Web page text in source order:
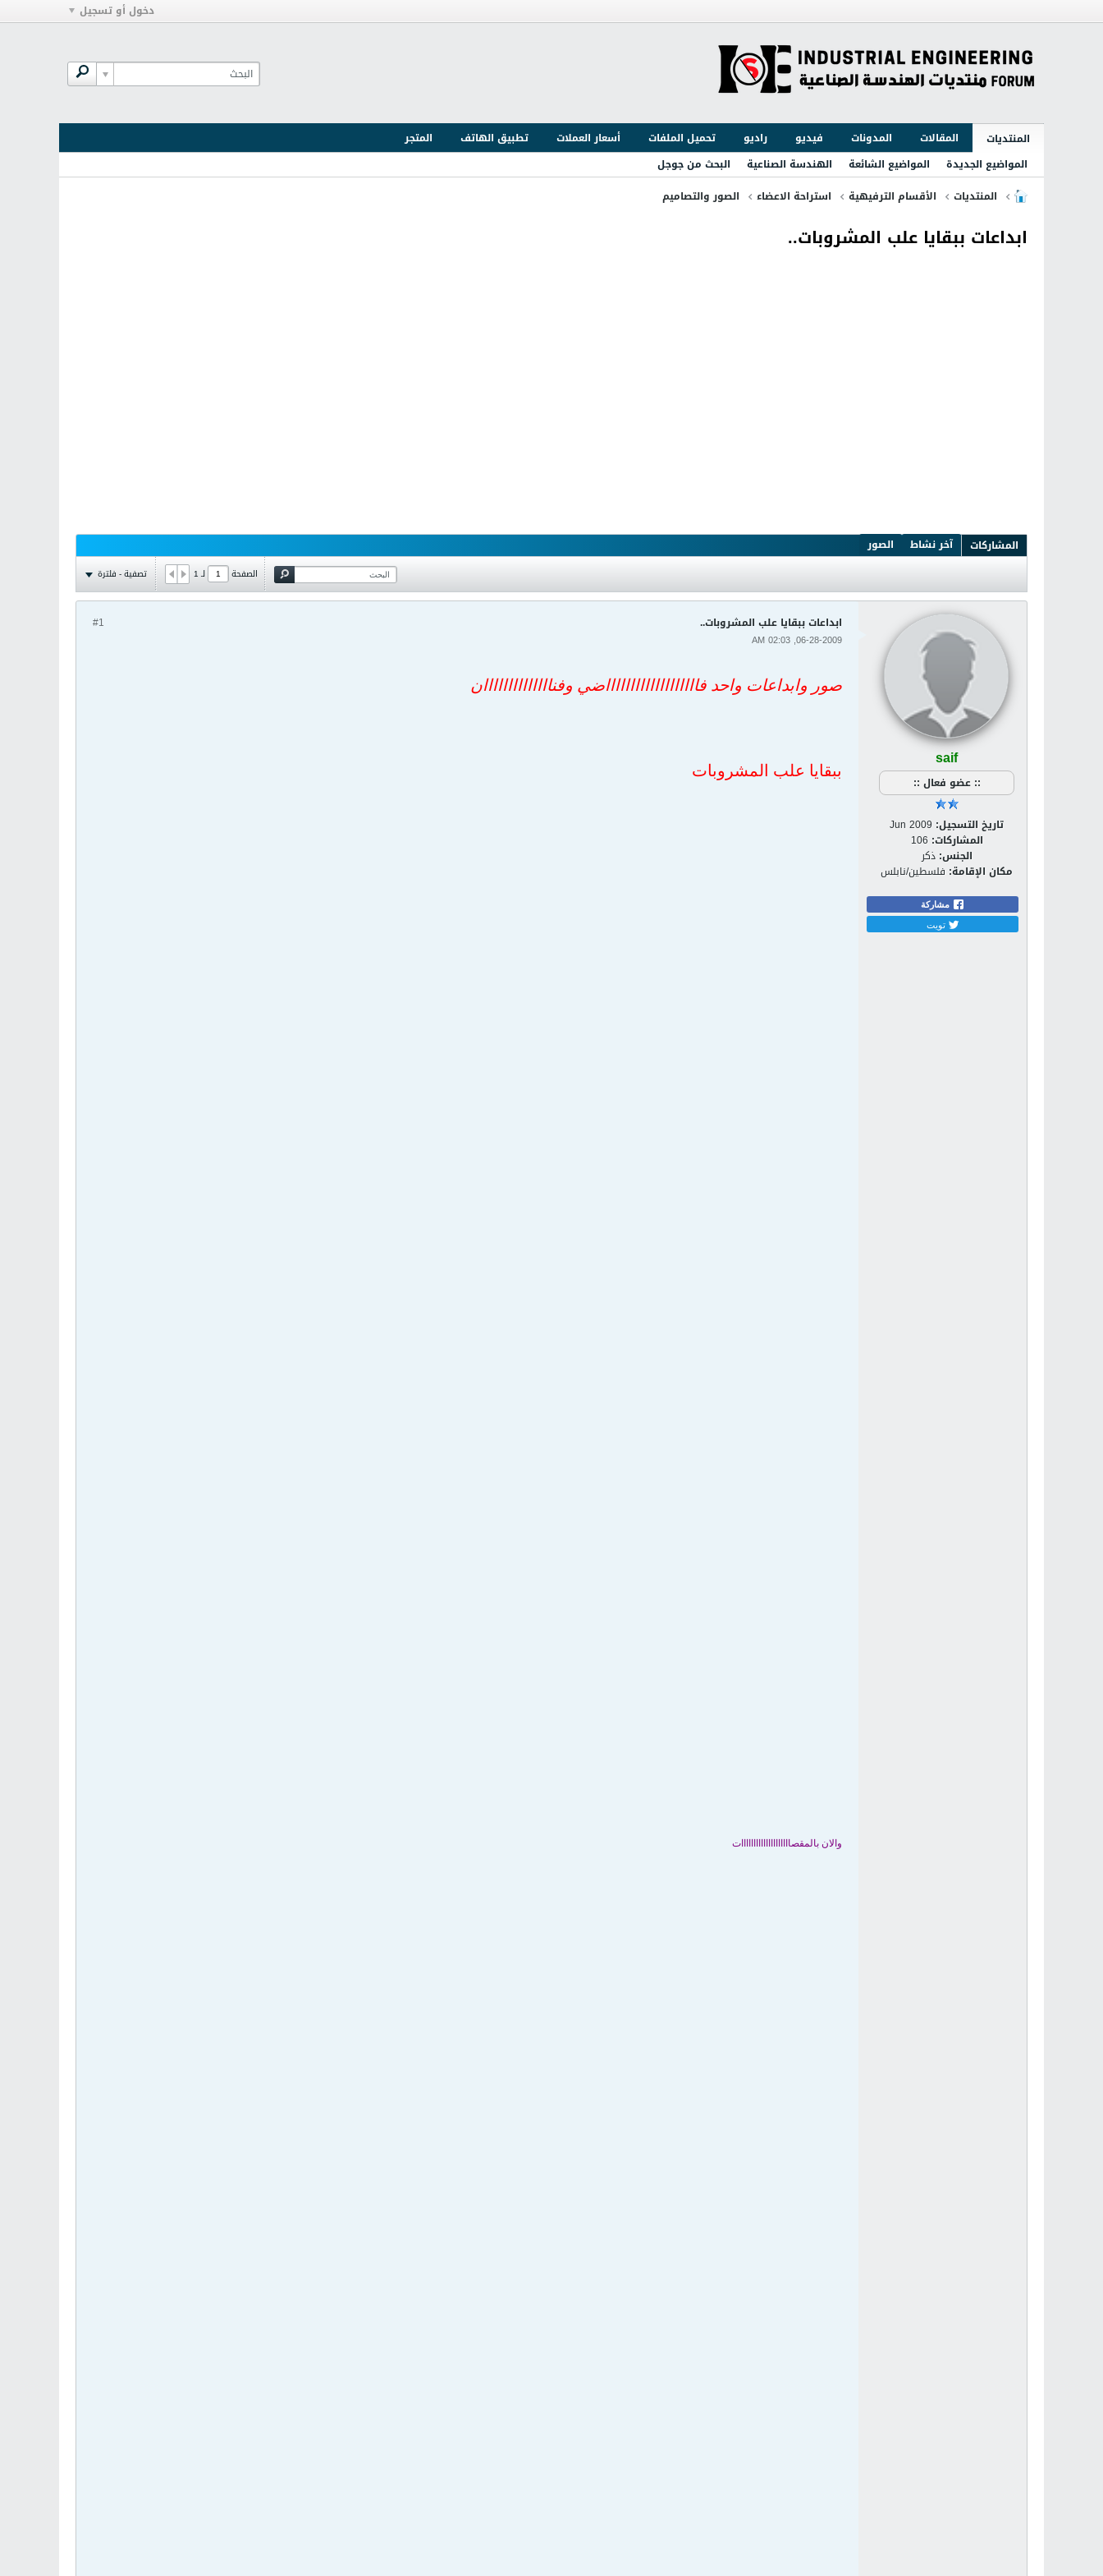
دخول أو تسجيل
المنتديات المقالات المدونات فيديو راديو تحميل الملفات أسعار العملات تطبيق الهاتف
المتجر
المواضيع الجديدة
المواضيع الشائعة الهندسة الصناعية
البحث من جوجل
المنتديات
الأقسام الترفيهية استراحة الاعضاء الصور والتصاميم
ابداعات ببقايا علب المشروبات..
المشاركات آخر نشاط الصور
الصفحة لـ1 تصفية - فلترة
saif
:: عضو فعال ::
تاريخ التسجيل: Jun 2009
المشاركات: 106
الجنس: ذكر
مكان الإقامة: فلسطين/نابلس
مشاركة
تويت
#1 ابداعات ببقايا علب المشروبات..
06-28-2009, 02:03 AM
صور وابداعات واحد فاااااااااااااااااااضي وفناااااااااااااان
ببقايا علب المشروبات
والان بالمقصاااااااااااااااااااات